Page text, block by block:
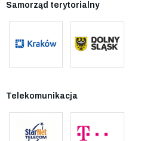
Samorząd terytorialny
Telekomunikacja